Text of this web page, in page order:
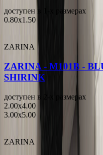
доступен в 1-x размерах
0.80x1.50
ZARINA
ZARINA - M101B -
SHIRINK
доступен в 2-x размерах
2.00x4.00
3.00x5.00
ZARINA